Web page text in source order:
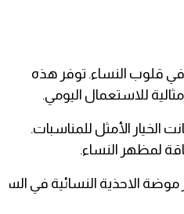
في قلوب النساء. توفر هذه
مثالية للاستعمال اليومي.
الخيار الأمثل للمناسبات.
لمظهر النساء.